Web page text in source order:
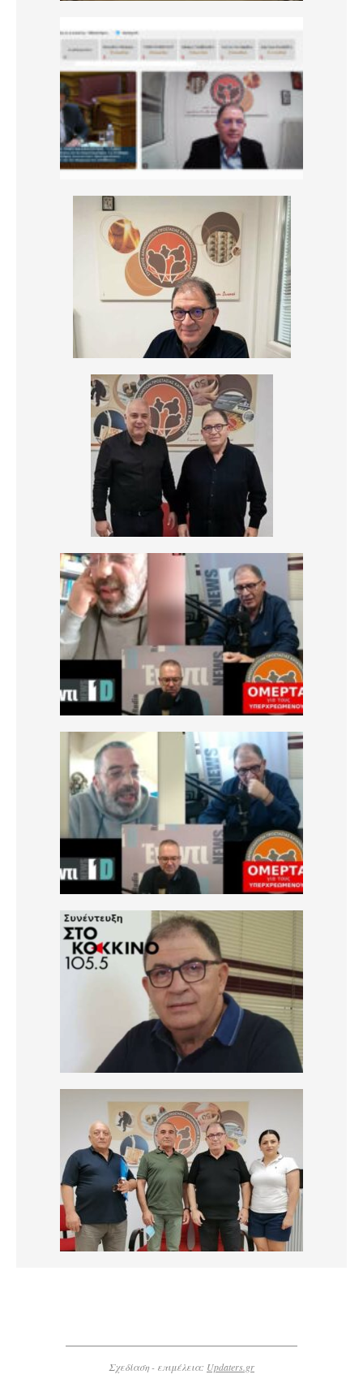
Σχεδίαση - επιμέλεια: Updaters.gr